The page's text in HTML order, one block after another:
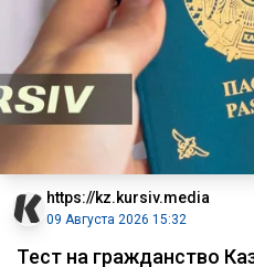
https://kz.kursiv.media
09 Августа 2026 15:32
Тест на гражданство